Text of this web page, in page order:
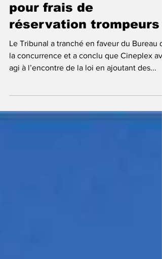
imposée à Cineplex
pour frais de
réservation trompeurs
Le Tribunal a tranché en faveur du Bureau
la concurrence et a conclu que Cineplex